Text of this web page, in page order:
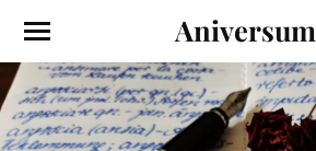
Aniversum